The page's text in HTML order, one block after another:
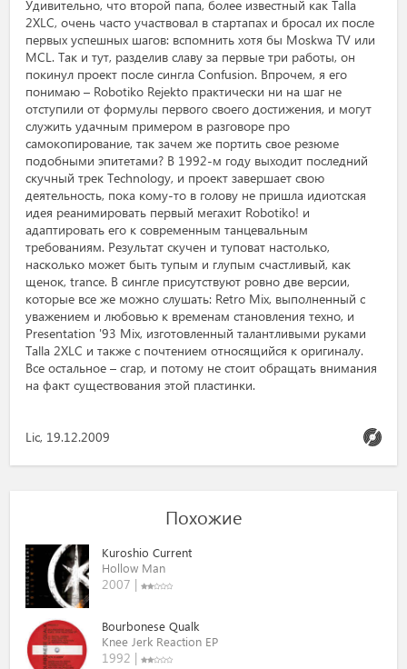
Удивительно, что второй папа, более известный как Talla
2XLC, очень часто участвовал в стартапах и бросал их после
первых успешных шагов: вспомнить хотя бы Moskwa TV или
MCL. Так и тут, разделив славу за первые три работы, он
покинул проект после сингла Confusion. Впрочем, я его
понимаю – Robotiko Rejekto практически ни на шаг не
отступили от формулы первого своего достижения, и могут
служить удачным примером в разговоре про
самокопирование, так зачем же портить свое резюме
подобными эпитетами? В 1992-м году выходит последний
скучный трек Technology, и проект завершает свою
деятельность, пока кому-то в голову не пришла идиотская
идея реанимировать первый мегахит Robotiko! и
адаптировать его к современным танцевальным
требованиям. Результат скучен и туповат настолько,
насколько может быть тупым и глупым счастливый, как
щенок, trance. В сингле присутствуют ровно две версии,
которые все же можно слушать: Retro Mix, выполненный с
уважением и любовью к временам становления техно, и
Presentation '93 Mix, изготовленный талантливыми руками
Talla 2XLC и также с почтением относящийся к оригиналу.
Все остальное – crap, и потому не стоит обращать внимания
на факт существования этой пластинки.
Lic, 19.12.2009
Похожие
Kuroshio Current
Hollow Man
2007 |
Bourbonese Qualk
Knee Jerk Reaction EP
1992 |